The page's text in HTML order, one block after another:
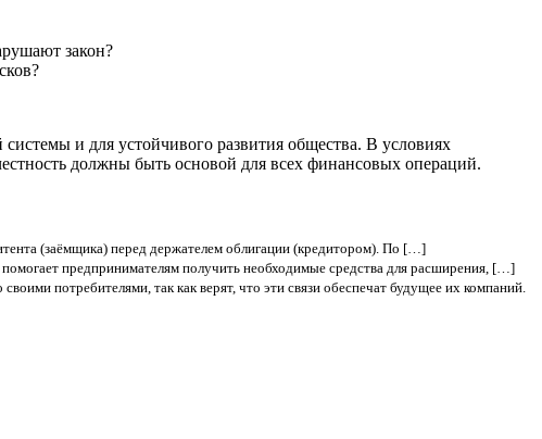
закон?
и для устойчивого развития общества. В условиях
должны быть основой для всех финансовых операций.
(заёмщика) перед держателем облигации (кредитором). По […]
предпринимателям получить необходимые средства для расширения, […]
потребителями, так как верят, что эти связи обеспечат будущее их компаний.